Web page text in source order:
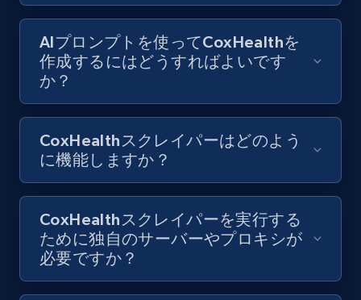
Video length, Likes, Views, and more.
8.1K+ 無料トライアル
Youtube - Videos posts - Collect YouTube
posts by hashtags
URL, Title, Youtuber, Youtuber md5, Video url,
Video length, Likes, Views, and more.
8.1K+ 714+
AIプロンプトを使ってCoxHealthを
作成するにはどうすればよいです
か？
CoxHealthスクレイパーはどのよう
に機能しますか？
CoxHealthスクレイパーを実行する
ために独自のサーバーやプロキシが
必要ですか？